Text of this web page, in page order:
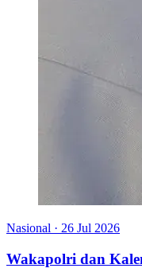
Nasional · 26 Jul 2026
Wakapolri dan